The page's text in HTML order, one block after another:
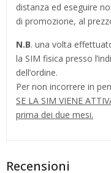
distanza ed eseguire
di promozione, al
N.B. una volta
la SIM fisica presso
dell’ordine.
Per non incorrere in
SE LA SIM VIENE
prima dei due mesi.
Recensioni